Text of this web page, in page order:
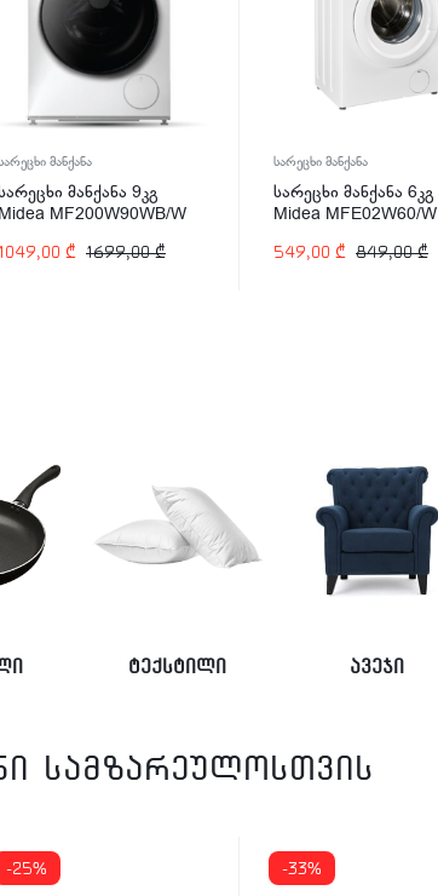
მანქანა
მანქანა 9კგ
Midea MF200W90WB/W
1699,00₾
1049,00 ₾
სარეცხი მანქანა
სარეცხი მანქანა 6კგ
Midea MFE02W60/W
849,00₾
549,00 ₾
ტექსტილი ავეჯი
სამზარეულოსთვის
-25% -33%